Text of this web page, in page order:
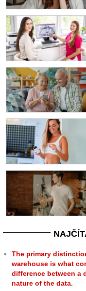
The primary
warehouse is what
difference between a
nature of the data.